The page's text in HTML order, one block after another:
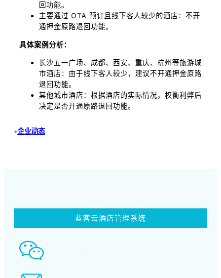
回功能。
主要通过 OTA 预订且线下客人较少的酒店：不开
通押金原路退回功能。
具体案例分析：
长沙五一广场、成都、西安、重庆、杭州等旅游城
市酒店：由于线下客人较少，建议不开通押金原路
退回功能。
其他城市酒店：根据酒店的实际情况，权衡利弊后
决定是否开通原路退回功能。
•企业动态
蓝客云酒店管理系统
智慧酒店事业部： 18580339994